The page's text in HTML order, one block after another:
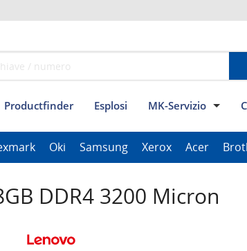
Productfinder Esplosi MK-Servizio
Condizioni generaliPrivacy Dati
Oki Samsung Xerox Acer
DDR4 3200 Micron